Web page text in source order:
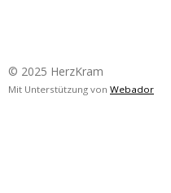
© 2025 HerzKram
Mit Unterstützung von Webador